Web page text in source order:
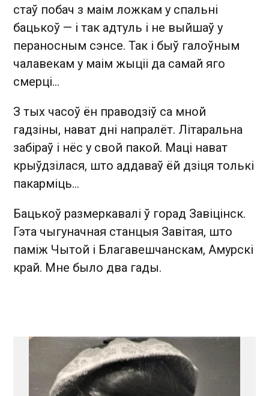
стаў побач з маім ложкам у спальні
бацькоў — і так адтуль і не выйшаў у
пераносным сэнсе. Так і быў галоўным
чалавекам у маім жыціі да самай яго
смерці…
З тых часоў ён праводзіў са мной
гадзіны, нават дні напралёт. Літаральна
забіраў і нёс у свой пакой. Маці нават
крыўдзілася, што аддаваў ёй дзіця толькі
пакарміць…
Бацькоў размеркавалі ў горад Завіцінск.
Гэта чыгуначная станцыя Завітая, што
паміж Чытой і Благавешчанскам, Амурскі
край. Мне было два гады.